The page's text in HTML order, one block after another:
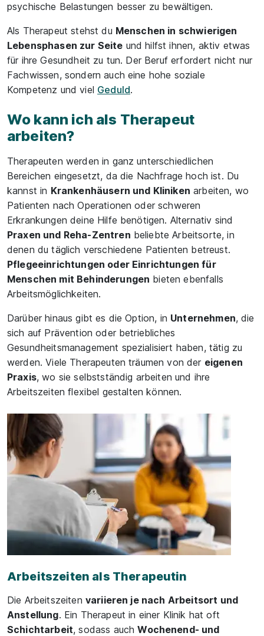
psychische Belastungen besser zu bewältigen.
Als Therapeut stehst du Menschen in schwierigen
Lebensphasen zur Seite und hilfst ihnen, aktiv etwas
für ihre Gesundheit zu tun. Der Beruf erfordert nicht nur
Fachwissen, sondern auch eine hohe soziale
Kompetenz und viel Geduld.
Wo kann ich als Therapeut
arbeiten?
Therapeuten werden in ganz unterschiedlichen
Bereichen eingesetzt, da die Nachfrage hoch ist. Du
kannst in Krankenhäusern und Kliniken arbeiten, wo
Patienten nach Operationen oder schweren
Erkrankungen deine Hilfe benötigen. Alternativ sind
Praxen und Reha-Zentren beliebte Arbeitsorte, in
denen du täglich verschiedene Patienten betreust.
Pflegeeinrichtungen oder Einrichtungen für
Menschen mit Behinderungen bieten ebenfalls
Arbeitsmöglichkeiten.
Darüber hinaus gibt es die Option, in Unternehmen, die
sich auf Prävention oder betriebliches
Gesundheitsmanagement spezialisiert haben, tätig zu
werden. Viele Therapeuten träumen von der eigenen
Praxis, wo sie selbstständig arbeiten und ihre
Arbeitszeiten flexibel gestalten können.
Arbeitszeiten als Therapeutin
Die Arbeitszeiten variieren je nach Arbeitsort und
Anstellung. Ein Therapeut in einer Klinik hat oft
Schichtarbeit, sodass auchWochenend- und